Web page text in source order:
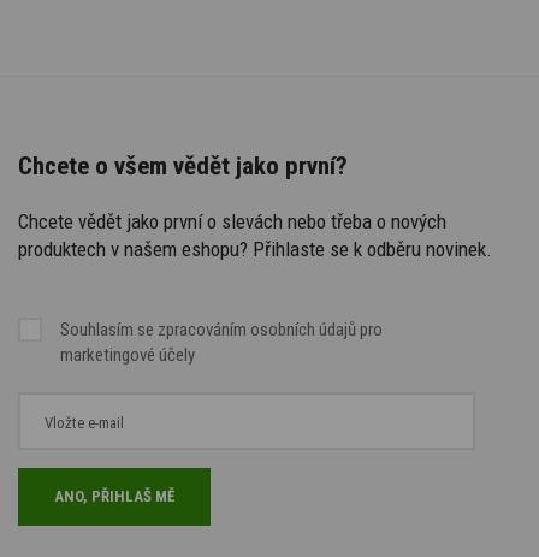
Chcete o všem vědět jako první?
Chcete vědět jako první o slevách nebo třeba o nových
produktech v našem eshopu? Přihlaste se k odběru novinek.
Souhlasím se zpracováním osobních údajů pro
marketingové účely